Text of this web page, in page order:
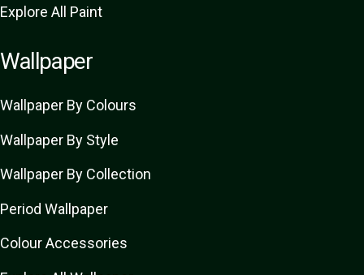
Explore All Paint
Wallpaper
Wallpaper By Colours
Wallpaper By Style
Wallpaper By Collection
Period Wallpaper
Colour Accessories